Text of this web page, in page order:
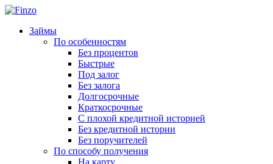
Займы
По особенностям
Без процентов
Быстрые
Под залог
Без залога
Долгосрочные
Краткосрочные
С плохой кредитной историей
Без кредитной истории
Без поручителей
По способу получения
На карту